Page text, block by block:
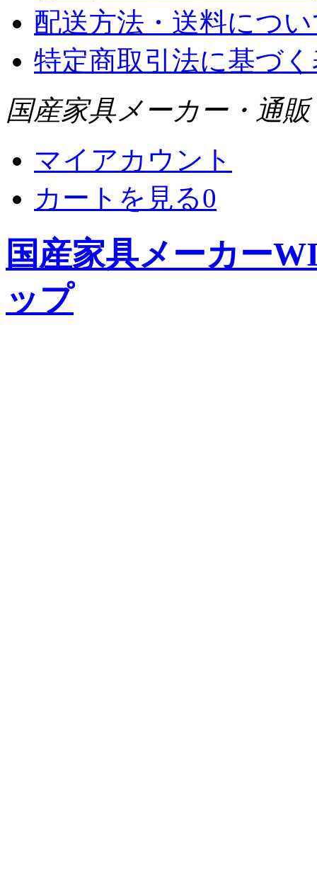
配送方法・送料につ
特定商取引法に基づ
国産家具メーカー・通販
マイアカウント
カートを見る0
国産家具メーカー
ップ